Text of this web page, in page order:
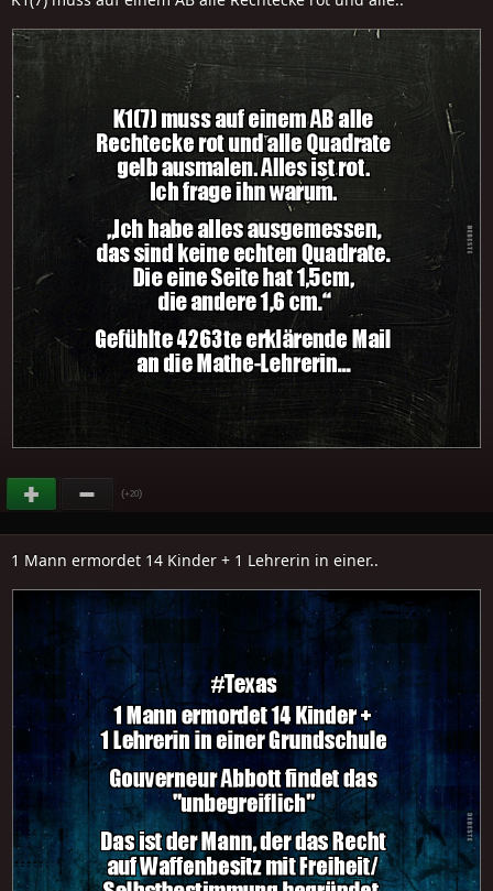
(+20)
1 Mann ermordet 14 Kinder + 1 Lehrerin in einer..